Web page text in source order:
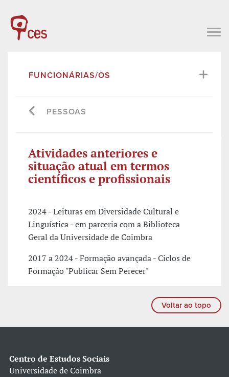
FUNCIONÁRIAS/OS
PESSOAS
Atividades anteriores e
situação atual em termos
científicos e profissionais
2024 - Leituras em Diversidade Cultural e
Linguística - em parceria com a Biblioteca
Geral da Universidade de Coimbra
2017 a 2024 - Formação avançada - Ciclos de
Formação "Publicar Sem Perecer"
Voltar ao topo
Centro de Estudos Sociais
Universidade de Coimbra